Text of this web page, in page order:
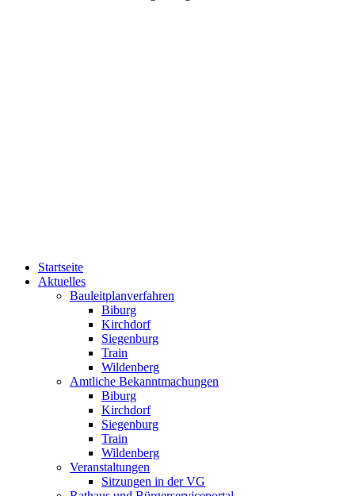
Startseite
Aktuelles
Bauleitplanverfahren
Biburg
Kirchdorf
Siegenburg
Train
Wildenberg
Amtliche Bekanntmachungen
Biburg
Kirchdorf
Siegenburg
Train
Wildenberg
Veranstaltungen
Sitzungen in der VG